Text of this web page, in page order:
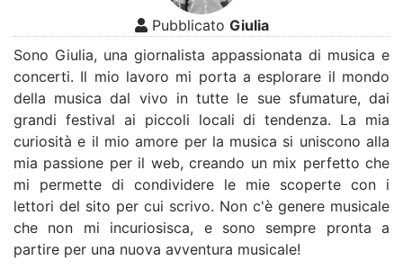
Pubblicato Giulia
Sono Giulia, una giornalista appassionata di musica e
concerti. Il mio lavoro mi porta a esplorare il mondo
della musica dal vivo in tutte le sue sfumature, dai
grandi festival ai piccoli locali di tendenza. La mia
curiosità e il mio amore per la musica si uniscono alla
mia passione per il web, creando un mix perfetto che
mi permette di condividere le mie scoperte con i
lettori del sito per cui scrivo. Non c'è genere musicale
che non mi incuriosisca, e sono sempre pronta a
partire per una nuova avventura musicale!